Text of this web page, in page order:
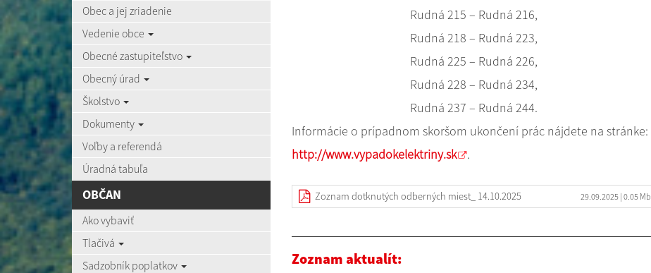
Obec a jej zriadenie
Vedenie obce
Obecné zastupiteľstvo
Obecný úrad
Školstvo
Dokumenty
Voľby a referendá
Úradná tabuľa
OBČAN
Ako vybaviť
Tlačivá
Sadzobník poplatkov
Rudná 215 – Rudná 216,
Rudná 218 – Rudná 223,
Rudná 225 – Rudná 226,
Rudná 228 – Rudná 234,
Rudná 237 – Rudná 244.
Informácie o prípadnom skoršom ukončení prác nájdete na stránke:
http://www.vypadokelektriny.sk
.
Zoznam dotknutých odberných miest_ 14.10.2025 29.09.2025 | 0.05 Mb
Zoznam aktualít: